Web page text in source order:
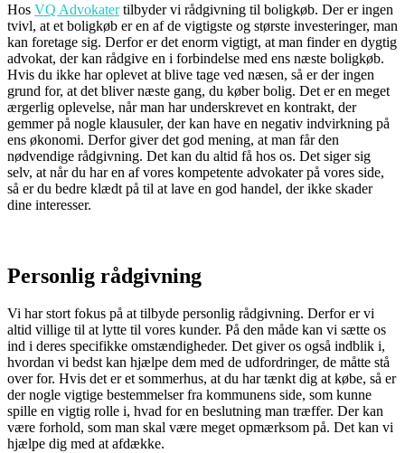
Hos VQ Advokatertilbyder vi rådgivning til boligkøb. Der er ingen
tvivl, at et boligkøb er en af de vigtigste og største investeringer, man
kan foretage sig. Derfor er det enorm vigtigt, at man finder en dygtig
advokat, der kan rådgive en i forbindelse med ens næste boligkøb.
Hvis du ikke har oplevet at blive tage ved næsen, så er der ingen
grund for, at det bliver næste gang, du køber bolig. Det er en meget
ærgerlig oplevelse, når man har underskrevet en kontrakt, der
gemmer på nogle klausuler, der kan have en negativ indvirkning på
ens økonomi. Derfor giver det god mening, at man får den
nødvendige rådgivning. Det kan du altid få hos os. Det siger sig
selv, at når du har en af vores kompetente advokater på vores side,
så er du bedre klædt på til at lave en god handel, der ikke skader
dine interesser.
Personlig rådgivning
Vi har stort fokus på at tilbyde personlig rådgivning. Derfor er vi
altid villige til at lytte til vores kunder. På den måde kan vi sætte os
ind i deres specifikke omstændigheder. Det giver os også indblik i,
hvordan vi bedst kan hjælpe dem med de udfordringer, de måtte stå
over for. Hvis det er et sommerhus, at du har tænkt dig at købe, så er
der nogle vigtige bestemmelser fra kommunens side, som kunne
spille en vigtig rolle i, hvad for en beslutning man træffer. Der kan
være forhold, som man skal være meget opmærksom på. Det kan vi
hjælpe dig med at afdække.